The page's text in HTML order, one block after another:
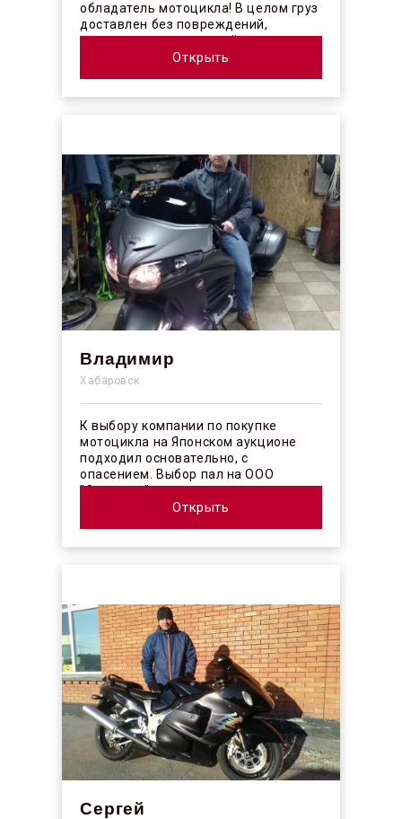
обладатель мотоцикла! В целом груз
доставлен без повреждений,
огорчило отсутствие плёночного
Открыть
Владимир
Хабаровск
К выбору компании по покупке
мотоцикла на Японском аукционе
подходил основательно, с
опасением. Выбор пал на ООО
"Синергос" после изучения отзывов в
Открыть
Сергей